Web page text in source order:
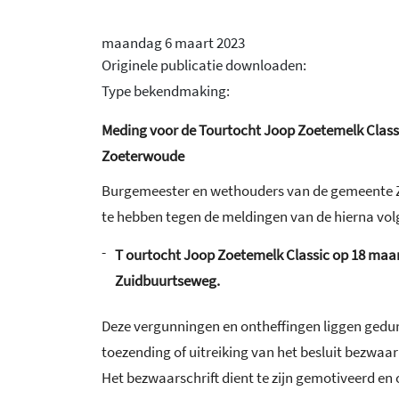
maandag 6 maart 2023
Originele publicatie downloaden:
Type bekendmaking:
Meding voor de Tourtocht Joop Zoetemelk
Zoeterwoude
Burgemeester en wethouders van de
te hebben tegen de meldingen van de hierna
- Tourtocht Joop Zoetemelk Classic op 18
Zuidbuurtseweg.
Deze vergunningen en ontheffingen liggen
toezending of uitreiking van het besluit
Het bezwaarschrift dient te zijn gemotiveerd en